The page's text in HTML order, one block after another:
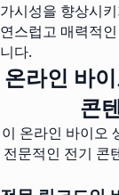
가시성을 향상시
연스럽고 매력적
니다.
온라인 바
콘
이 온라인 바이오
전문적인 전기 콘